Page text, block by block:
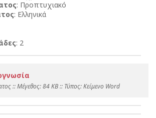
: Προπτυχιακό
: Ελληνικά
: 2
:: Mέγεθος: 84 KB :: Τύπος: Kείμενο Word